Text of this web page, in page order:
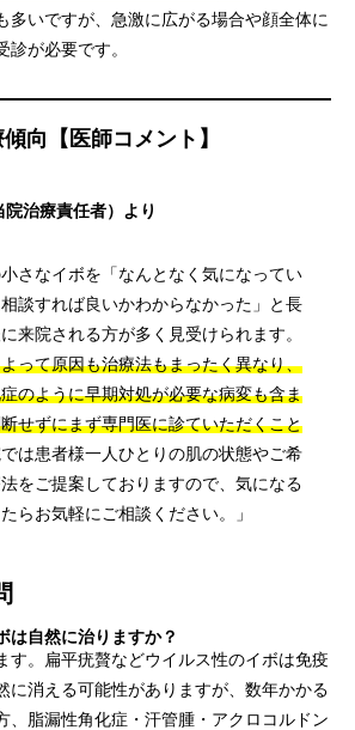
多いですが、急激に広がる場合や顔全体に
診が必要です。
向【医師コメント】
治療責任者）より
小さなイボを「なんとなく気になってい
談すれば良いかわからなかった」と長
来院される方が多く見受けられます。
って原因も治療法もまったく異なり、
のように早期対処が必要な病変も含ま
せずにまず専門医に診ていただくこと
は患者様一人ひとりの肌の状態やご希
をご提案しておりますので、気になる
らお気軽にご相談ください。」
は自然に治りますか？
す。扁平疣贅などウイルス性のイボは免疫
に消える可能性がありますが、数年かかる
、脂漏性角化症・汗管腫・アクロコルドン